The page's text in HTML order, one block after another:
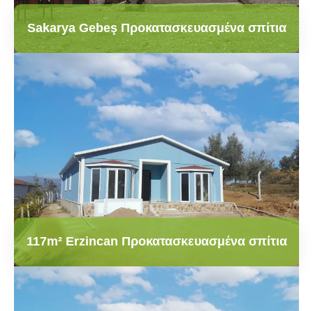
Sakarya Gebeş Προκατασκευασμένα σπίτια
117m² Erzincan Προκατασκευασμένα σπίτια